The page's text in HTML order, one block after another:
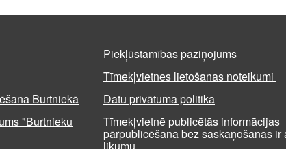
Burtniekā
"Burtnieku
Piekļūstamības paziņojums
Tīmekļvietnes lietošanas noteikumi
Datu privātuma politika
Tīmekļvietnē publicētās informācijas
pārpublicēšana bez saskaņošanas ir